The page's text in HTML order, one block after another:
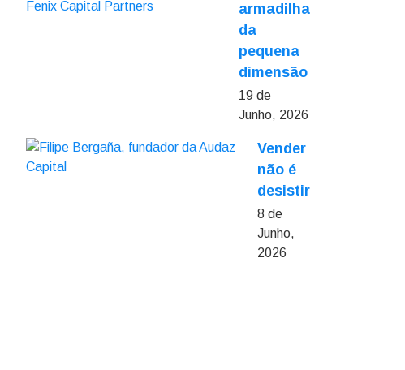
armadilha
da
pequena
dimensão
19 de
Junho, 2026
Vender
não é
desistir
8 de
Junho,
2026